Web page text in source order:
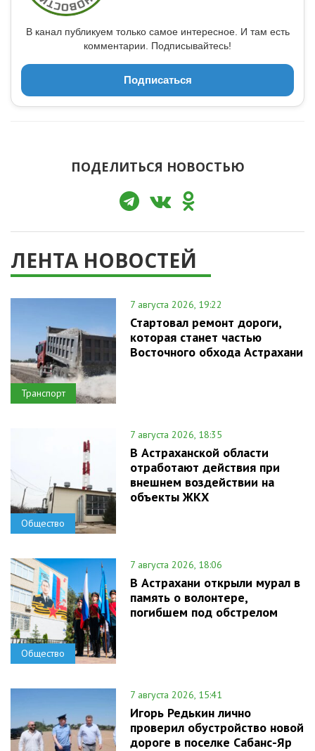
В канал публикуем только самое интересное. И там есть
комментарии. Подписывайтесь!
Подписаться
ПОДЕЛИТЬСЯ НОВОСТЬЮ
ЛЕНТА НОВОСТЕЙ
Транспорт
7 августа 2026, 19:22
Стартовал ремонт дороги,
которая станет частью
Восточного обхода Астрахани
Общество
7 августа 2026, 18:35
В Астраханской области
отработают действия при
внешнем воздействии на
объекты ЖКХ
Общество
7 августа 2026, 18:06
В Астрахани открыли мурал в
память о волонтере,
погибшем под обстрелом
7 августа 2026, 15:41
Игорь Редькин лично
проверил обустройство новой
дороге в поселке Сабанс-Яр